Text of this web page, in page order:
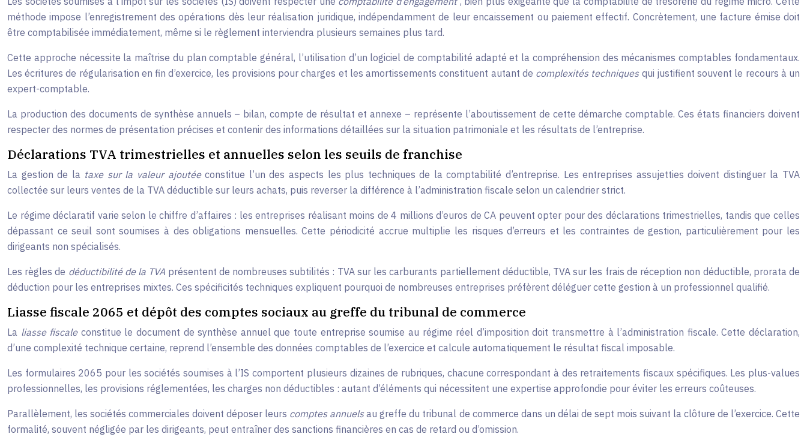
méthode impose l’enregistrement des opérations dès leur réalisation juridique, indépendamment de leur encaissement ou paiement effectif. Concrètement, une facture émise doit
être comptabilisée immédiatement, même si le règlement interviendra plusieurs semaines plus tard.
Cette approche nécessite la maîtrise du plan comptable général, l’utilisation d’un logiciel de comptabilité adapté et la compréhension des mécanismes comptables fondamentaux.
Les écritures de régularisation en fin d’exercice, les provisions pour charges et les amortissements constituent autant de complexités techniques qui justifient souvent le recours à un
expert-comptable.
La production des documents de synthèse annuels – bilan, compte de résultat et annexe – représente l’aboutissement de cette démarche comptable. Ces états financiers doivent
respecter des normes de présentation précises et contenir des informations détaillées sur la situation patrimoniale et les résultats de l’entreprise.
Déclarations TVA trimestrielles et annuelles selon les seuils de franchise
La gestion de la taxe sur la valeur ajoutéeconstitue l’un des aspects les plus techniques de la comptabilité d’entreprise. Les entreprises assujetties doivent distinguer la TVA
collectée sur leurs ventes de la TVA déductible sur leurs achats, puis reverser la différence à l’administration fiscale selon un calendrier strict.
Le régime déclaratif varie selon le chiffre d’affaires : les entreprises réalisant moins de 4 millions d’euros de CA peuvent opter pour des déclarations trimestrielles, tandis que celles
dépassant ce seuil sont soumises à des obligations mensuelles. Cette périodicité accrue multiplie les risques d’erreurs et les contraintes de gestion, particulièrement pour les
dirigeants non spécialisés.
Les règles de déductibilité de la TVA présentent de nombreuses subtilités : TVA sur les carburants partiellement déductible, TVA sur les frais de réception non déductible, prorata de
déduction pour les entreprises mixtes. Ces spécificités techniques expliquent pourquoi de nombreuses entreprises préfèrent déléguer cette gestion à un professionnel qualifié.
Liasse fiscale 2065 et dépôt des comptes sociaux au greffe du tribunal de commerce
La liasse fiscale constitue le document de synthèse annuel que toute entreprise soumise au régime réel d’imposition doit transmettre à l’administration fiscale. Cette déclaration,
d’une complexité technique certaine, reprend l’ensemble des données comptables de l’exercice et calcule automatiquement le résultat fiscal imposable.
Les formulaires 2065 pour les sociétés soumises à l’IS comportent plusieurs dizaines de rubriques, chacune correspondant à des retraitements fiscaux spécifiques. Les plus-values
professionnelles, les provisions réglementées, les charges non déductibles : autant d’éléments qui nécessitent une expertise approfondie pour éviter les erreurs coûteuses.
Parallèlement, les sociétés commerciales doivent déposer leurs comptes annuelsau greffe du tribunal de commerce dans un délai de sept mois suivant la clôture de l’exercice. Cette
formalité, souvent négligée par les dirigeants, peut entraîner des sanctions financières en cas de retard ou d’omission.